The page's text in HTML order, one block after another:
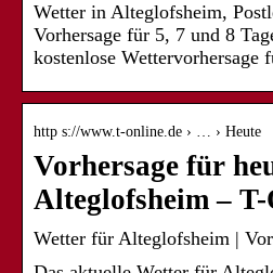
Wetter in Alteglofsheim,
Vorhersage für 5, 7 und 8
kostenlose Wettervorhersage
http s://www.t-online.de › … › Heute
Vorhersage für
Alteglofsheim –
Wetter für Alteglofsheim |